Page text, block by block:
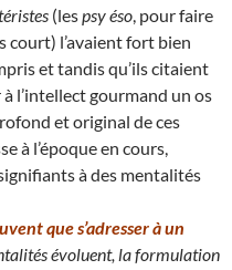
(lespsy éso , pour faire
court) l’avaient fort bien
et tandis qu’ils citaient
l’intellect gourmand un os
et original de ces
à l’époque en cours,
à des mentalités
que s’adresser à un
évoluent, la formulation